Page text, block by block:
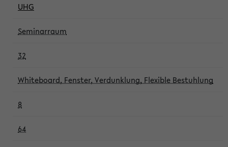
UHG
Seminarraum
32
Whiteboard, Fenster, Verdunklung, Flexible Bestuhlung
8
64